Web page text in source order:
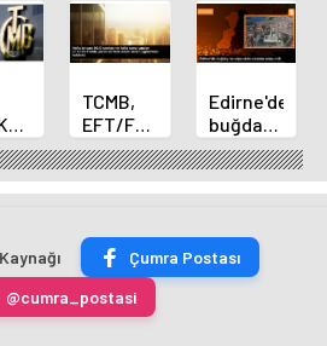
TCMB,
EFT/FAST
işlemleri
için
fazla
uygulamasını
kaldırdı
Edirne'de
buğday
ve arpa
ekim
sezonu
erdi
Çumra Postası
@cumra_postasi